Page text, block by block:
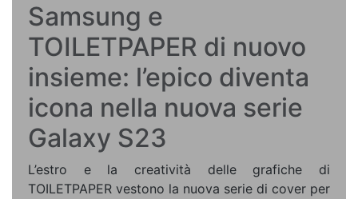
Samsung e
TOILETPAPER di nuovo
insieme: l’epico diventa
icona nella nuova serie
Galaxy S23
L’estro e la creatività delle grafiche di
TOILETPAPER vestono la nuova serie di cover per